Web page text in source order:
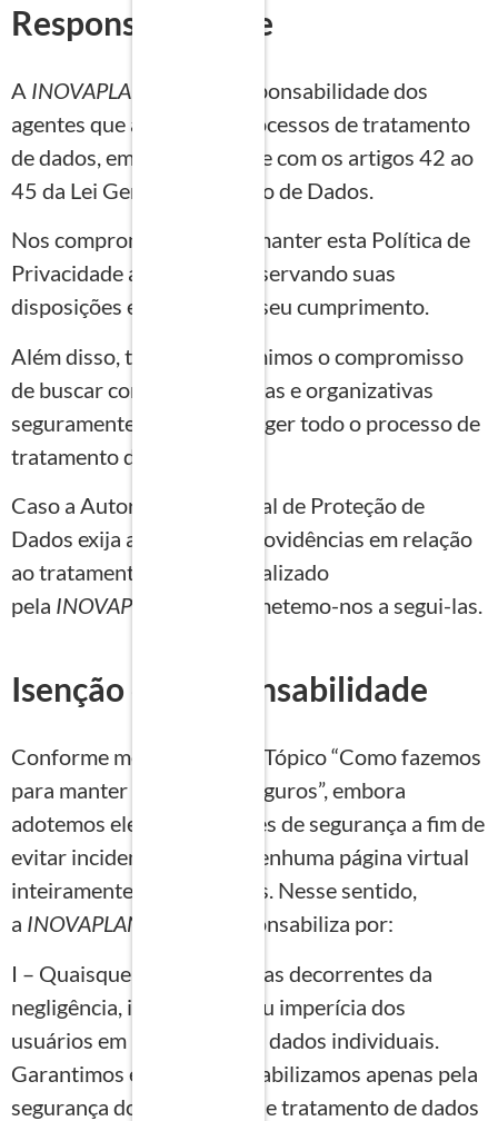
Responsabilidade
A INOVAPLAN
prevê a responsabilidade dos
agentes que atuam nos processos de tratamento
de dados, em conformidade com os artigos 42 ao
45 da Lei Geral de Proteção de Dados.
Nos comprometemos em manter esta Política de
Privacidade atualizada, observando suas
disposições e zelando por seu cumprimento.
Além disso, também assumimos o compromisso
de buscar condições técnicas e organizativas
seguramente aptas a proteger todo o processo de
tratamento de dados.
Caso a Autoridade Nacional de Proteção de
Dados exija a adoção de providências em relação
ao tratamento de dados realizado
pela INOVAPLAN, comprometemo-nos a segui-las.
Isenção de responsabilidade
Conforme mencionado no Tópico “Como fazemos
para manter seus dados seguros”, embora
adotemos elevados padrões de segurança a fim de
evitar incidentes, não há nenhuma página virtual
inteiramente livre de riscos. Nesse sentido,
a INOVAPLAN
não se responsabiliza por:
I – Quaisquer consequências decorrentes da
negligência, imprudência ou imperícia dos
usuários em relação a seus dados individuais.
Garantimos e nos responsabilizamos apenas pela
segurança dos processos de tratamento de dados